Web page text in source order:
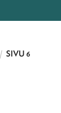
/ SIVU 6